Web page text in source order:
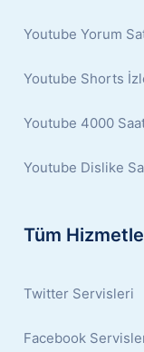
Youtube Yorum
Youtube Shorts
Youtube 4000
Youtube Dislike
Tüm
Twitter Servisleri
Facebook